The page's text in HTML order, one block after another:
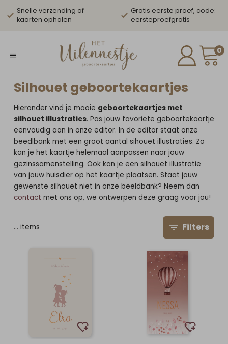
Snelle verzending of
kaarten ophalen
Gratis eerste proef, code:
eersteproefgratis
0
Silhouet geboortekaartjes
Hieronder vind je mooie geboortekaartjes met
silhouet illustraties. Pas jouw favoriete geboortekaartje
eenvoudig aan in onze editor. In de editor staat onze
beedlbank met een groot aantal sihouet illustraties. Zo
kan je het kaartje helemaal aanpassen naar jouw
gezinssamenstelling. Ook kan je een silhouet illustratie
van jouw huisdier op het kaartje plaatsen. Staat jouw
gewenste silhouet niet in onze beeldbank? Neem dan
contact met ons op, we ontwerpen deze graag voor jou!
… items Filters